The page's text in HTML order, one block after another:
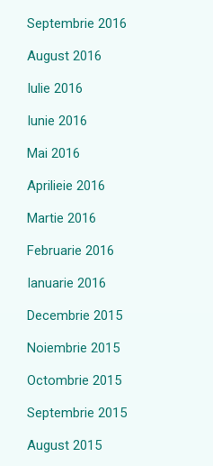
Septembrie 2016
August 2016
Iulie 2016
Iunie 2016
Mai 2016
Aprilieie 2016
Martie 2016
Februarie 2016
Ianuarie 2016
Decembrie 2015
Noiembrie 2015
Octombrie 2015
Septembrie 2015
August 2015